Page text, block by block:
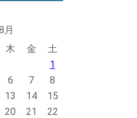
月
木 金
土
1
6 7
8
13 14
15
20 21
22